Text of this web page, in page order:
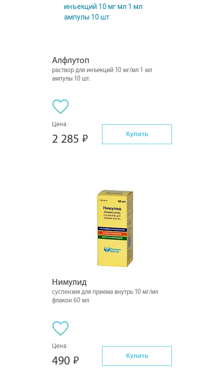
Алфлутоп
раствор для инъекций 10 мг/мл 1 мл
ампулы 10 шт.
Цена:
2 285 Купить
Нимулид
суспензия для приема внутрь 10 мг/мл
флакон 60 мл
Цена:
490 Купить